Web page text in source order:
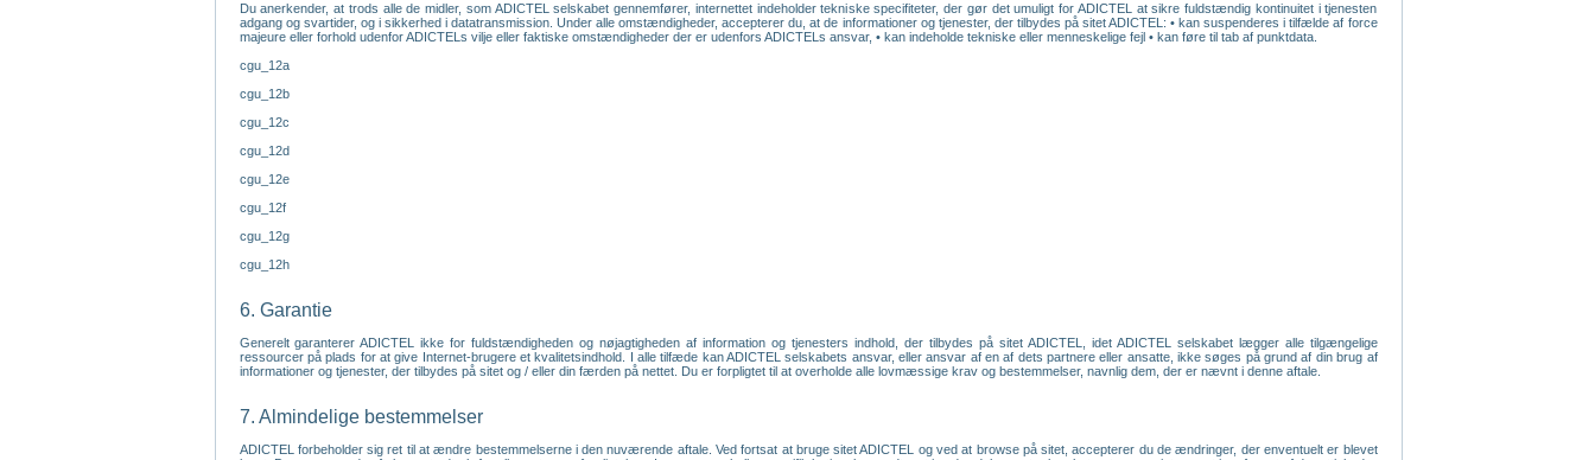
Du anerkender, at trods alle de midler, som ADICTEL selskabet gennemfører, internettet indeholder tekniske specifiteter, der gør det umuligt for ADICTEL at sikre fuldstændig kontinuitet i tjenesten
adgang og svartider, og i sikkerhed i datatransmission. Under alle omstændigheder, accepterer du, at de informationer og tjenester, der tilbydes på sitet ADICTEL: • kan suspenderes i tilfælde af force
majeure eller forhold udenfor ADICTELs vilje eller faktiske omstændigheder der er udenfors ADICTELs ansvar, • kan indeholde tekniske eller menneskelige fejl • kan føre til tab af punktdata.
cgu_12a
cgu_12b
cgu_12c
cgu_12d
cgu_12e
cgu_12f
cgu_12g
cgu_12h
6. Garantie
Generelt garanterer ADICTEL ikke for fuldstændigheden og nøjagtigheden af information og tjenesters indhold, der tilbydes på sitet ADICTEL, idet ADICTEL selskabet lægger alle tilgængelige
ressourcer på plads for at give Internet-brugere et kvalitetsindhold. I alle tilfæde kan ADICTEL selskabets ansvar, eller ansvar af en af dets partnere eller ansatte, ikke søges på grund af din brug af
informationer og tjenester, der tilbydes på sitet og / eller din færden på nettet. Du er forpligtet til at overholde alle lovmæssige krav og bestemmelser, navnlig dem, der er nævnt i denne aftale.
7. Almindelige bestemmelser
ADICTEL forbeholder sig ret til at ændre bestemmelserne i den nuværende aftale. Ved fortsat at bruge sitet ADICTEL og ved at browse på sitet, accepterer du de ændringer, der enventuelt er blevet